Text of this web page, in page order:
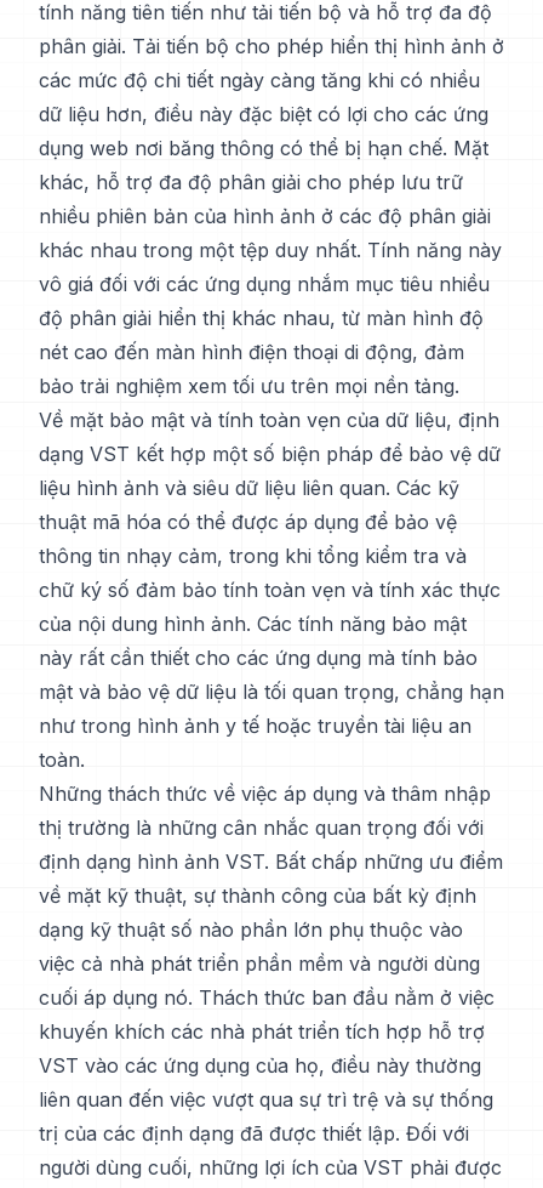
tính năng tiên tiến như tải tiến bộ và hỗ trợ đa độ
phân giải. Tải tiến bộ cho phép hiển thị hình ảnh ở
các mức độ chi tiết ngày càng tăng khi có nhiều
dữ liệu hơn, điều này đặc biệt có lợi cho các ứng
dụng web nơi băng thông có thể bị hạn chế. Mặt
khác, hỗ trợ đa độ phân giải cho phép lưu trữ
nhiều phiên bản của hình ảnh ở các độ phân giải
khác nhau trong một tệp duy nhất. Tính năng này
vô giá đối với các ứng dụng nhắm mục tiêu nhiều
độ phân giải hiển thị khác nhau, từ màn hình độ
nét cao đến màn hình điện thoại di động, đảm
bảo trải nghiệm xem tối ưu trên mọi nền tảng.
Về mặt bảo mật và tính toàn vẹn của dữ liệu, định
dạng VST kết hợp một số biện pháp để bảo vệ dữ
liệu hình ảnh và siêu dữ liệu liên quan. Các kỹ
thuật mã hóa có thể được áp dụng để bảo vệ
thông tin nhạy cảm, trong khi tổng kiểm tra và
chữ ký số đảm bảo tính toàn vẹn và tính xác thực
của nội dung hình ảnh. Các tính năng bảo mật
này rất cần thiết cho các ứng dụng mà tính bảo
mật và bảo vệ dữ liệu là tối quan trọng, chẳng hạn
như trong hình ảnh y tế hoặc truyền tài liệu an
toàn.
Những thách thức về việc áp dụng và thâm nhập
thị trường là những cân nhắc quan trọng đối với
định dạng hình ảnh VST. Bất chấp những ưu điểm
về mặt kỹ thuật, sự thành công của bất kỳ định
dạng kỹ thuật số nào phần lớn phụ thuộc vào
việc cả nhà phát triển phần mềm và người dùng
cuối áp dụng nó. Thách thức ban đầu nằm ở việc
khuyến khích các nhà phát triển tích hợp hỗ trợ
VST vào các ứng dụng của họ, điều này thường
liên quan đến việc vượt qua sự trì trệ và sự thống
trị của các định dạng đã được thiết lập. Đối với
người dùng cuối, những lợi ích của VST phải được